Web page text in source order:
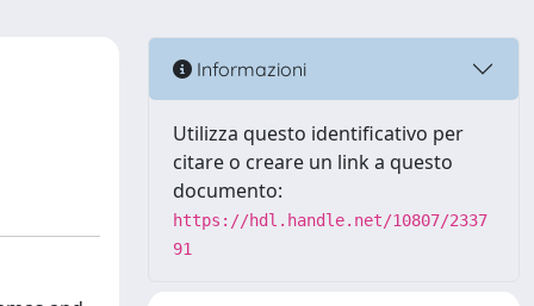
Informazioni
Utilizza questo identificativo per
citare o creare un link a questo
documento:
https://hdl.handle.net/10807/2337
91